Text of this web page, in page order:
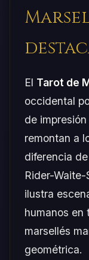
El Tarot de
occidental
de
remontan a
diferencia
Rider-
ilustra
humanos en
marsellés
geométrica.